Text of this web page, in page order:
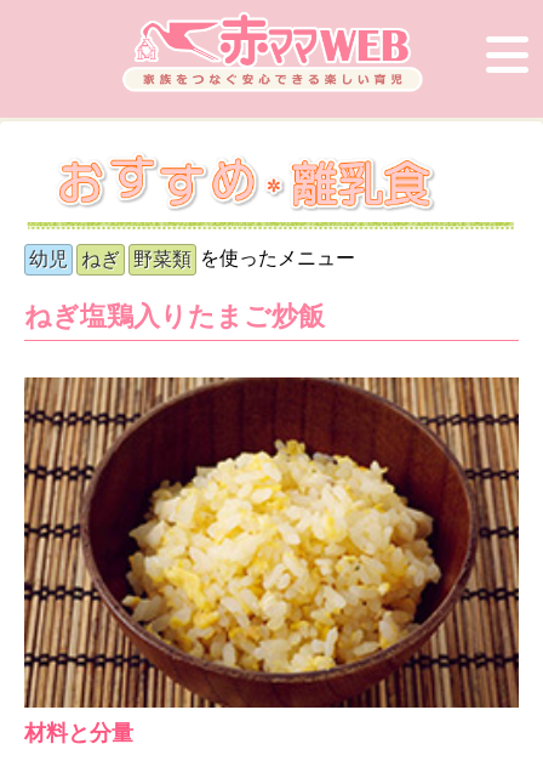
幼児 ねぎ 野菜類 を使ったメニュー
ねぎ塩鶏入りたまご炒飯
材料と分量